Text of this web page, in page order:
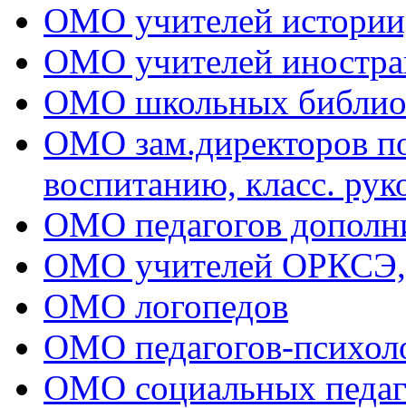
ОМО учителей
ОМО учителей
ОМО школьных
ОМО зам.директоров
воспитанию, класс.
ОМО педагогов
ОМО учителей
ОМО логопедов
ОМО педагогов-
ОМО социальных